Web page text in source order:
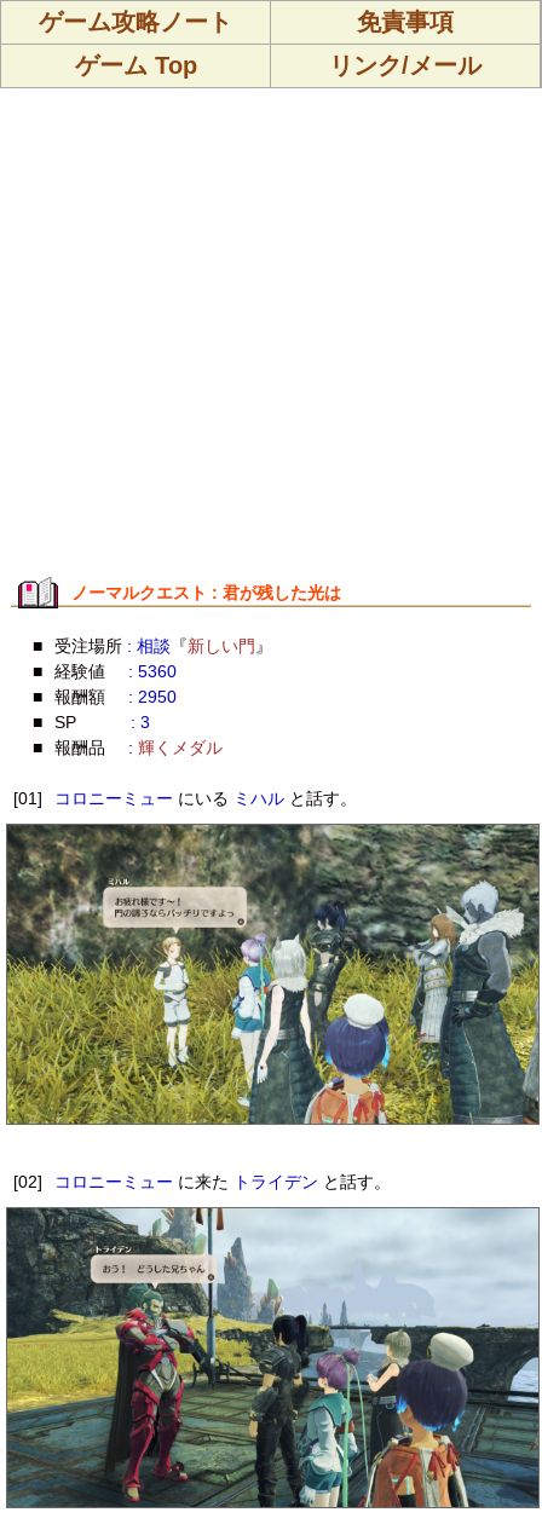
ゲーム攻略ノート
免責事項
ゲーム Top
リンク/メール
ノーマルクエスト : 君が残した光は
■ 受注場所 : 相談 『新しい門 』
■
経験値
: 5360
■
報酬額
: 2950
■
SP
: 3
■
報酬品 : 輝くメダル
[01] コロニーミュー にいる ミハルと話す。
[02] コロニーミュー に来た トライデン と話す。